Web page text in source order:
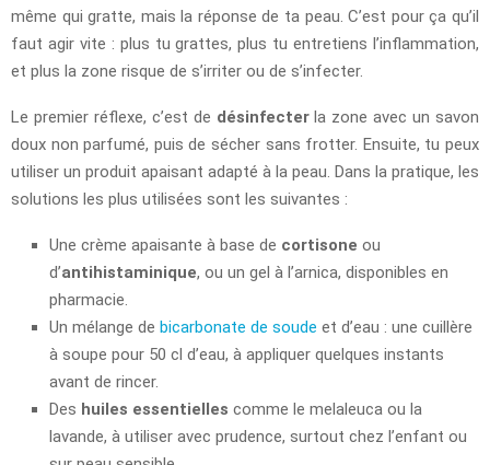
même qui gratte, mais la réponse de ta peau. C’est pour ça qu’il
faut agir vite : plus tu grattes, plus tu entretiens l’inflammation,
et plus la zone risque de s’irriter ou de s’infecter.
Le premier réflexe, c’est de désinfecterla zone avec un savon
doux non parfumé, puis de sécher sans frotter. Ensuite, tu peux
utiliser un produit apaisant adapté à la peau. Dans la pratique, les
solutions les plus utilisées sont les suivantes :
Une crème apaisante à base de cortisone ou
d’antihistaminique, ou un gel à l’arnica, disponibles en
pharmacie.
Un mélange de bicarbonate de soude et d’eau : une cuillère
à soupe pour 50 cl d’eau, à appliquer quelques instants
avant de rincer.
Des huiles essentielles comme le melaleuca ou la
lavande, à utiliser avec prudence, surtout chez l’enfant ou